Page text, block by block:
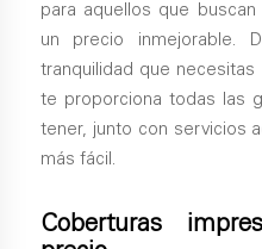
para aquellos que
un precio inmejorable.
tranquilidad que
te proporciona todas las
tener, junto con servicios
más fácil.
Coberturas